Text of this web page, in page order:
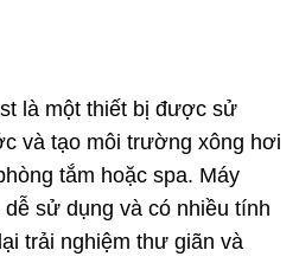
là một thiết bị được sử
và tạo môi trường xông hơi
tắm hoặc spa. Máy
sử dụng và có nhiều tính
trải nghiệm thư giãn và